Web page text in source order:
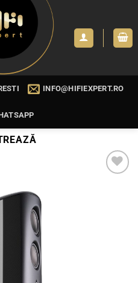
INFO@HIFIEXPERT.RO